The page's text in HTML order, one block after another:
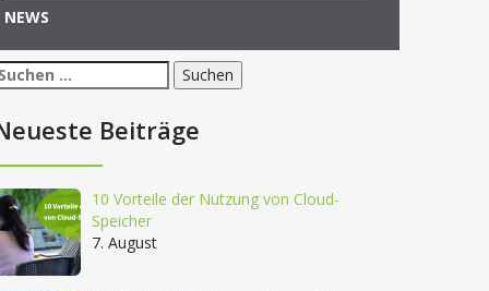
NEWS
Beiträge
10 Vorteile der Nutzung von Cloud-
Speicher
7. August